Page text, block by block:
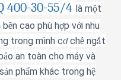
400-30-55/4 là một
bền cao phù hợp với nhu
trong mình cơchế ngắt
ảo an toàn cho máy và
ản phẩm khác trong hệ